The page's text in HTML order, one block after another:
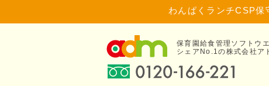
わんぱくランチCSP
保育園給食管理ソフトウ
シェアNo.1の株式会社ア